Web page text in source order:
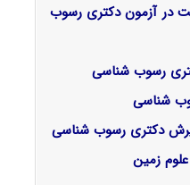
در آزمون دکتری رسوب
رسوب شناسی
شناسی
دکتری رسوب شناسی
زمین